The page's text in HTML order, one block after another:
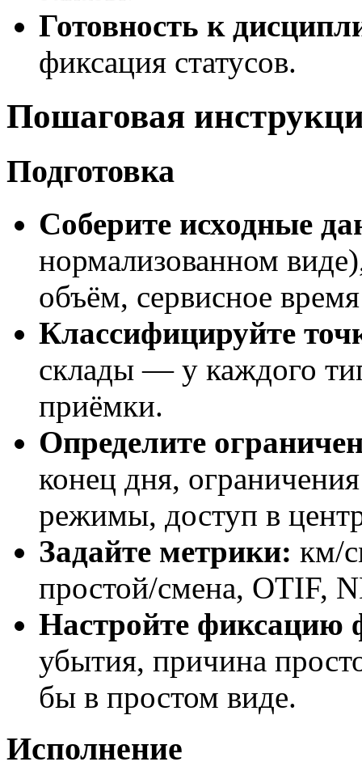
Готовность к
фиксация статусов.
Пошаговая
Подготовка
Соберите исходные
нормализованном
объём, сервисное
Классифицируйте
склады — у каждого
приёмки.
Определите
конец дня,
режимы, доступ в
Задайте метрики: км/
простой/смена, OTIF,
Настройте фиксацию
убытия, причина
бы в простом виде.
Исполнение